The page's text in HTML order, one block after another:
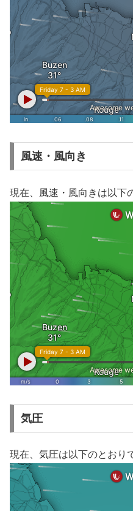
風速・風向き
現在、風速・風向きは以下
気圧
現在、気圧は以下のとおり